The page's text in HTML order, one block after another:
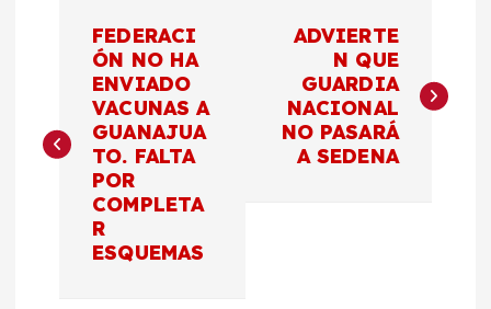
v
e
FEDERACI
ÓN NO HA
ENVIADO
VACUNAS A
GUANAJUA
TO. FALTA
POR
COMPLETA
R
ESQUEMAS
ADVIERTE
N QUE
GUARDIA
NACIONAL
NO PASARÁ
A SEDENA